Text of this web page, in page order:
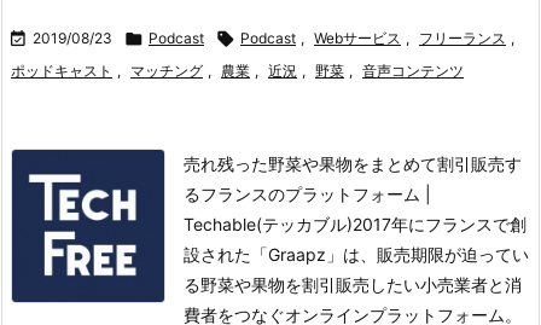
 2019/08/23  Podcast  Podcast , Webサービス , フリーランス ,
ポッドキャスト , マッチング , 農業 , 近況 , 野菜 , 音声コンテンツ
売れ残った野菜や果物をまとめて割引販売す
るフランスのプラットフォーム |
Techable(テッカブル)2017年にフランスで創
設された「Graapz」は、販売期限が迫ってい
る野菜や果物を割引販売したい小売業者と消
費者をつなぐオンラインプラットフォーム。